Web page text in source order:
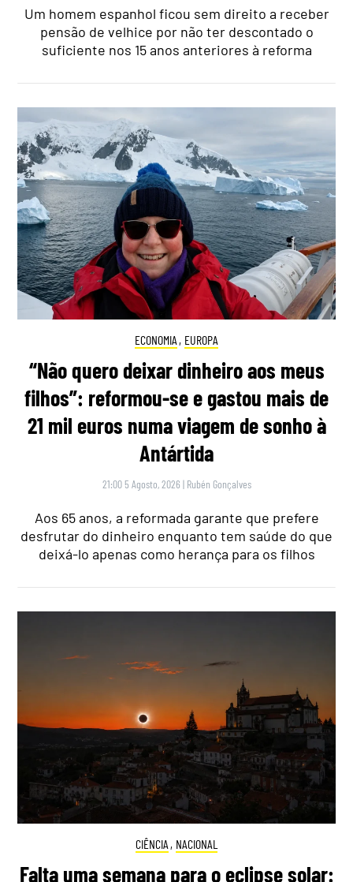
Um homem espanhol ficou sem direito a receber
pensão de velhice por não ter descontado o
suficiente nos 15 anos anteriores à reforma
ECONOMIA , EUROPA
“Não quero deixar dinheiro aos meus
filhos”: reformou-se e gastou mais de
21 mil euros numa viagem de sonho à
Antártida
21:00 5 Agosto, 2026 | Rubén Gonçalves
Aos 65 anos, a reformada garante que prefere
desfrutar do dinheiro enquanto tem saúde do que
deixá-lo apenas como herança para os filhos
CIÊNCIA , NACIONAL
Falta uma semana para o eclipse solar: